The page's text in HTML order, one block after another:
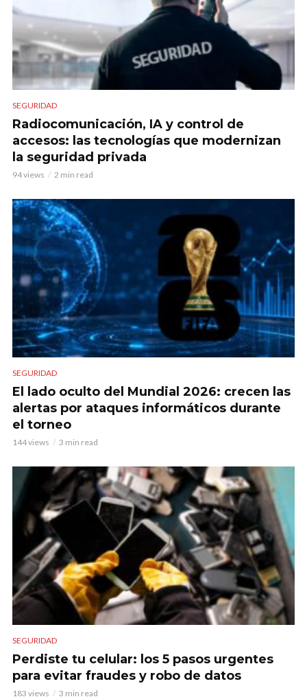
SEGURIDAD
Radiocomunicación, IA y control de
accesos: las tecnologías que modernizan
la seguridad privada
94 views 2 min read
SEGURIDAD
El lado oculto del Mundial 2026: crecen las
alertas por ataques informáticos durante
el torneo
144 views 3 min read
SEGURIDAD
Perdiste tu celular: los 5 pasos urgentes
para evitar fraudes y robo de datos
183 views 3 min read